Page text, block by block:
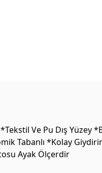
Ve Pu Dış
Tabanlı *Kolay
Ayak Ölçerdir